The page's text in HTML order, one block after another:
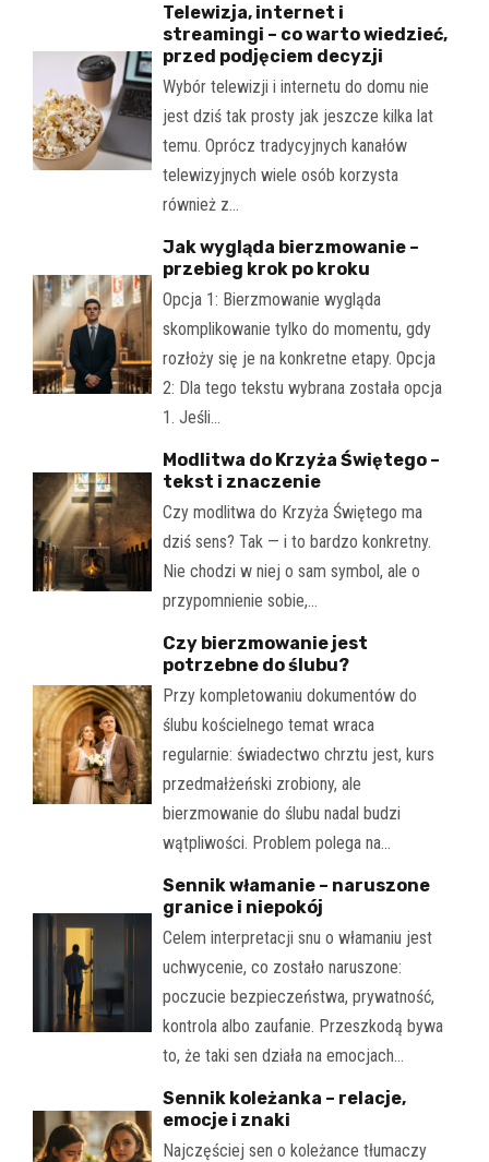
Telewizja, internet i
streamingi – co warto wiedzieć,
przed podjęciem decyzji
Wybór telewizji i internetu do domu nie
jest dziś tak prosty jak jeszcze kilka lat
temu. Oprócz tradycyjnych kanałów
telewizyjnych wiele osób korzysta
również z…
Jak wygląda bierzmowanie –
przebieg krok po kroku
Opcja 1: Bierzmowanie wygląda
skomplikowanie tylko do momentu, gdy
rozłoży się je na konkretne etapy. Opcja
2: Dla tego tekstu wybrana została opcja
1. Jeśli…
Modlitwa do Krzyża Świętego –
tekst i znaczenie
Czy modlitwa do Krzyża Świętego ma
dziś sens? Tak — i to bardzo konkretny.
Nie chodzi w niej o sam symbol, ale o
przypomnienie sobie,…
Czy bierzmowanie jest
potrzebne do ślubu?
Przy kompletowaniu dokumentów do
ślubu kościelnego temat wraca
regularnie: świadectwo chrztu jest, kurs
przedmałżeński zrobiony, ale
bierzmowanie do ślubu nadal budzi
wątpliwości. Problem polega na…
Sennik włamanie – naruszone
granice i niepokój
Celem interpretacji snu o włamaniu jest
uchwycenie, co zostało naruszone:
poczucie bezpieczeństwa, prywatność,
kontrola albo zaufanie. Przeszkodą bywa
to, że taki sen działa na emocjach…
Sennik koleżanka – relacje,
emocje i znaki
Najczęściej sen o koleżance tłumaczy